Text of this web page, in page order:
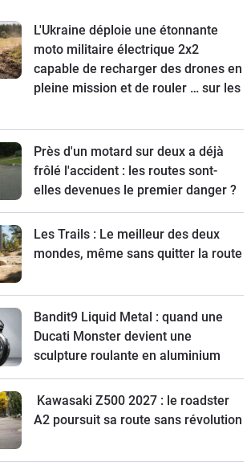
L'Ukraine déploie une étonnante
moto militaire électrique 2x2
capable de recharger des drones en
pleine mission et de rouler … sur les
Près d'un motard sur deux a déjà
frôlé l'accident : les routes sont-
elles devenues le premier danger ?
Les Trails : Le meilleur des deux
mondes, même sans quitter la route
Bandit9 Liquid Metal : quand une
Ducati Monster devient une
sculpture roulante en aluminium
Kawasaki Z500 2027 : le roadster
A2 poursuit sa route sans révolution